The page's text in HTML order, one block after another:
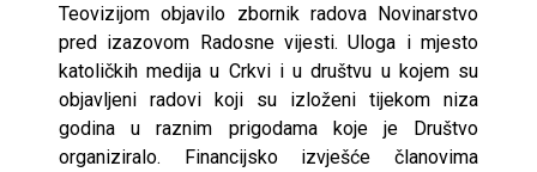
Teovizijom objavilo zbornik radova Novinarstvo
pred izazovom Radosne vijesti. Uloga i mjesto
katoličkih medija u Crkvi i u društvu u kojem su
objavljeni radovi koji su izloženi tijekom niza
godina u raznim prigodama koje je Društvo
organiziralo. Financijsko izvješće članovima